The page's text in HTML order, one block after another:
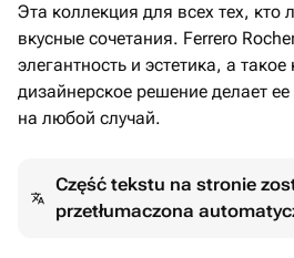
Эта коллекция для всех тех, кто
вкусные сочетания. Ferrero
элегантность и эстетика, а
дизайнерское решение делает
на любой случай.
Część tekstu na stronie
przetłumaczona